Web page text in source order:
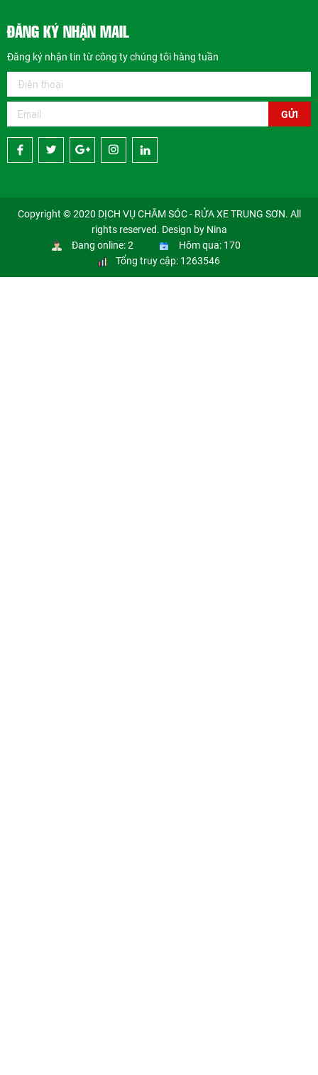
ĐĂNG KÝ NHẬN MAIL
Đăng ký nhận tin từ công ty chúng tôi hàng tuần
GỬI
Copyright © 2020 DỊCH VỤ CHĂM SÓC - RỬA XE TRUNG SƠN. All
rights reserved. Design by Nina
Đang online: 2
Hôm qua: 170
Tổng truy cập: 1263546